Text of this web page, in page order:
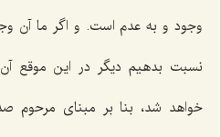
وجود و به عدم است. و اگر ما آن
نسبت بدهیم دیگر در این موقع
خواهد شد، بنا بر مبنای مرحوم